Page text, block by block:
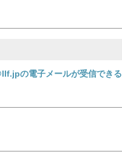
の電子メールが受信できる